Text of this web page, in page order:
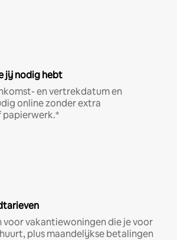
jij nodig hebt
en vertrekdatum en
online zonder extra
voor vakantiewoningen die je voor
plus maandelijkse betalingen